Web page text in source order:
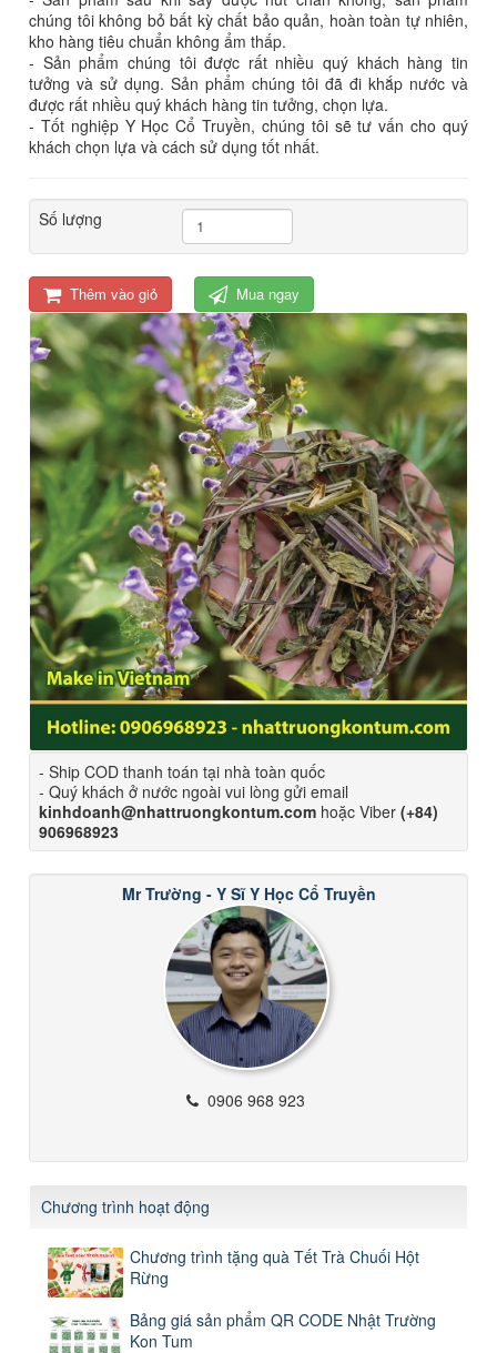
chúng tôi không bỏ bất kỳ chất bảo quản, hoàn toàn tự nhiên,
kho hàng tiêu chuẩn không ẩm thấp.
- Sản phẩm chúng tôi được rất nhiều quý khách hàng tin
tưởng và sử dụng. Sản phẩm chúng tôi đã đi khắp nước và
được rất nhiều quý khách hàng tin tưởng, chọn lựa.
- Tốt nghiệp Y Học Cổ Truyền, chúng tôi sẽ tư vấn cho quý
khách chọn lựa và cách sử dụng tốt nhất.
Số lượng
Thêm vào giỏ Mua ngay
- Ship COD thanh toán tại nhà toàn quốc
- Quý khách ở nước ngoài vui lòng gửi email
kinhdoanh@nhattruongkontum.com hoặc Viber (+84)
906968923
Mr Trường - Y Sĩ Y Học Cổ Truyền
0906 968 923
Chương trình hoạt động
Chương trình tặng quà Tết Trà Chuối Hột
Rừng
Bảng giá sản phẩm QR CODE Nhật Trường
Kon Tum